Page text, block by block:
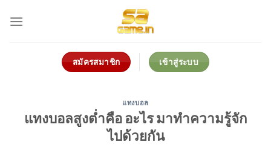
สมัครสมาชิก เข้าสู่ระบบ
แทงบอล
แทงบอลสูงต่ำคือ อะไร มาทำความรู้จัก
ไปด้วยกัน